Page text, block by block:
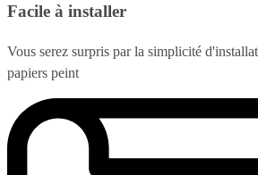
Facile à installer
Vous serez surpris par la simplicité
papiers peint